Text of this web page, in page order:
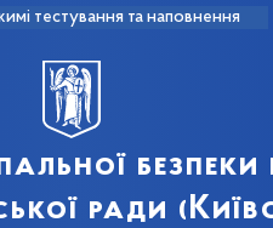
тестування та наповнення
ради